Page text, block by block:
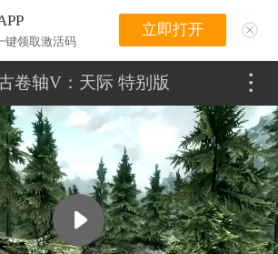
键领取激活码
立即打开
卷轴V：天际 特别版